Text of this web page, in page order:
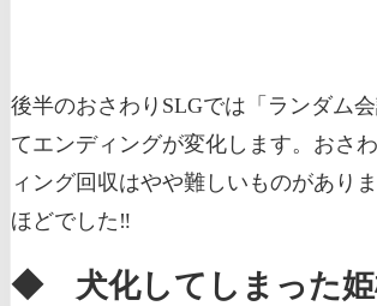
後半のおさわりSLGでは「ランダム
てエンディングが変化します。おさ
ィング回収はやや難しいものがあり
ほどでした‼
◆ 犬化してしまった姫